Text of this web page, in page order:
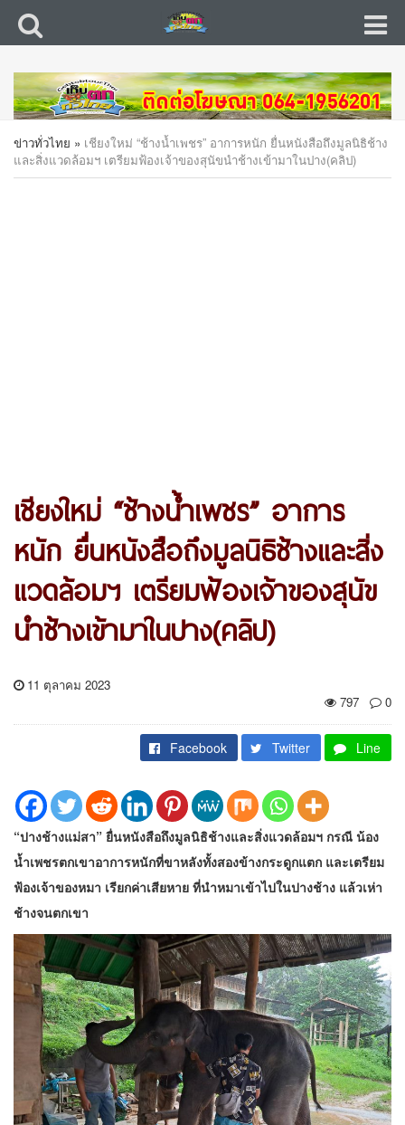
ข่าวทั่วไทย » เชียงใหม่ “ช้างน้ำเพชร” อาการหนัก ยื่นหนังสือ​ถึง​มูลนิธิ​ช้าง
และสิ่งแวดล้อมฯ เตรียมฟ้องเจ้าของสุนัขนำช้างเข้ามาในปาง(คลิป)
เชียงใหม่ “ช้างน้ำเพชร” อาการ
หนัก ยื่นหนังสือ​ถึง​มูลนิธิ​ช้างและสิ่ง
แวดล้อมฯ เตรียมฟ้องเจ้าของสุนัข
นำช้างเข้ามาในปาง(คลิป)
11 ตุลาคม 2023
797
0
Facebook Twitter Line
“ปางช้างแม่สา” ยื่นหนังสือ​ถึง​มูลนิธิ​ช้างและสิ่งแวดล้อมฯ กรณี​ น้อง
น้ำเพชรตกเขาอาการหนักที่ขาหลังทั้งสองข้างกระดูกแตก และเตรียม
ฟ้องเจ้าของหมา เรียกค่าเสียหาย ที่นำหมาเข้าไปในปางช้าง แล้วเห่า
ช้างจนตกเขา